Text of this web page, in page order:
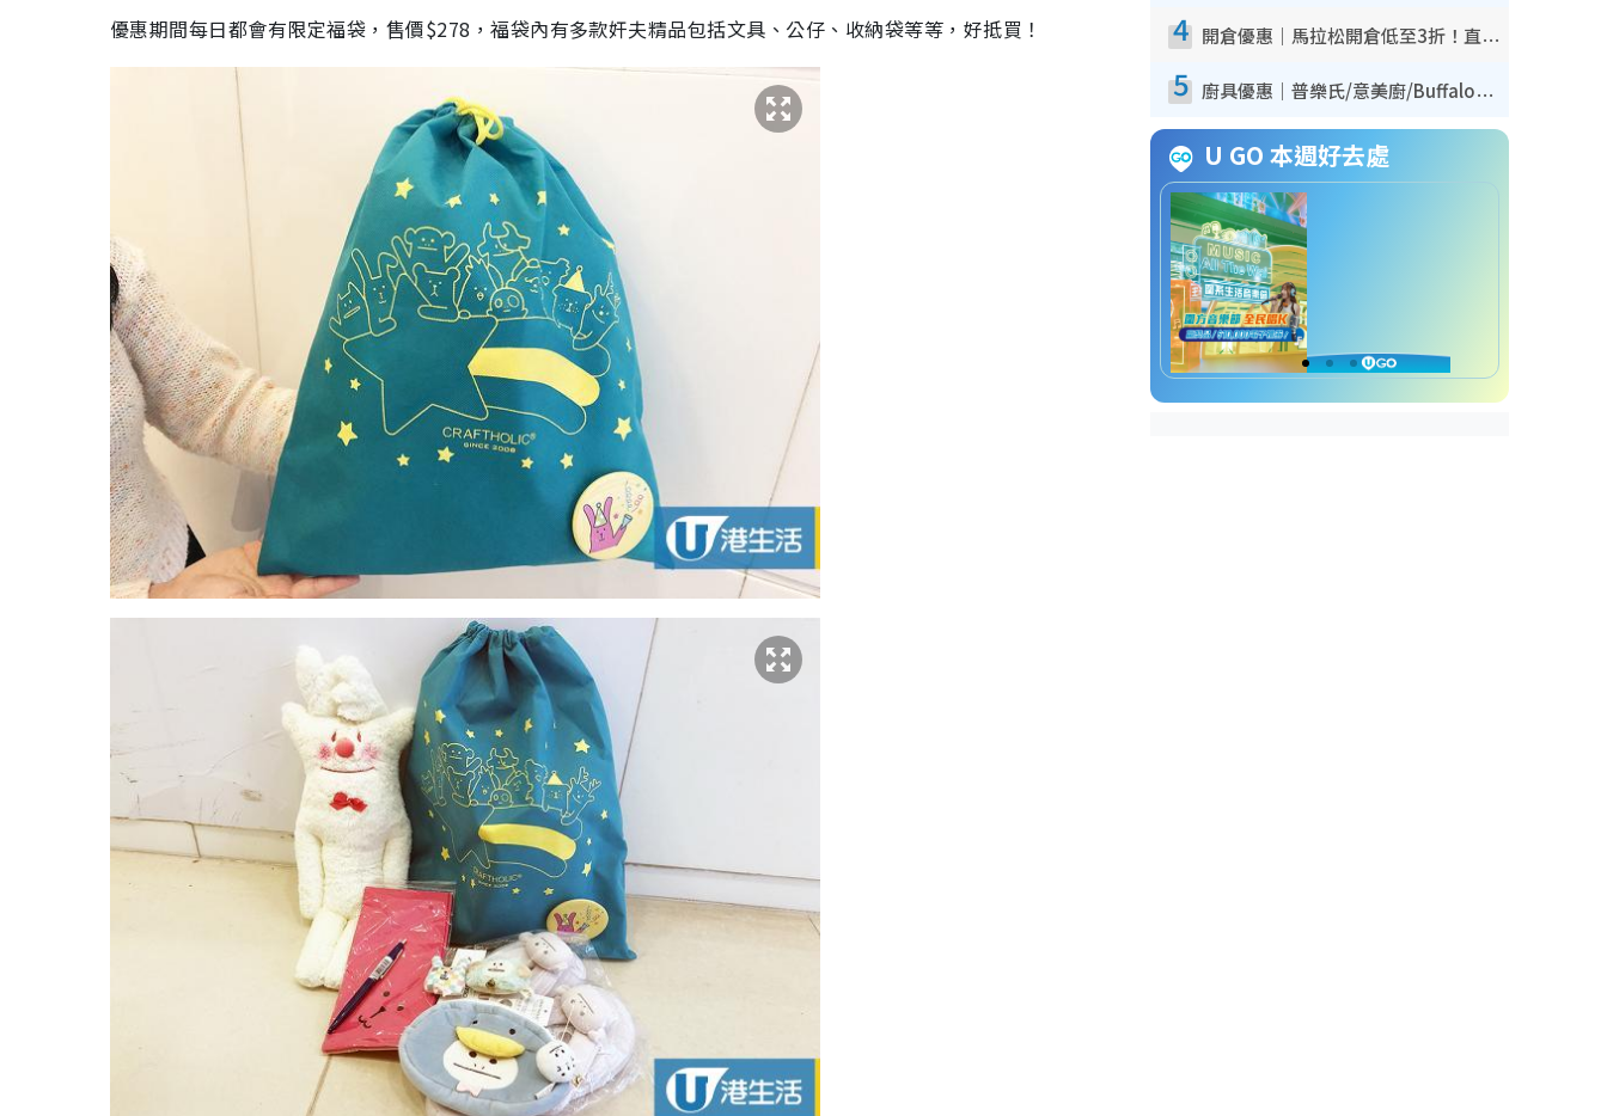
優惠期間每日都會有限定福袋，售價$278，福袋內有多款奸夫精品包括文具、公仔、收納袋等等，好抵買！ 4 開倉優惠｜馬拉松開倉低至3折！直擊$99起買adidas／New Balance／Puma鞋款 STANLEY保溫杯劈價至$119起
5 廚具優惠｜普樂氏/意美廚/Buffalo廚具低至3折！$89起買煎鍋／炒鑊／個人鍋 同場小家電激減至$99起
U GO 本週好去處